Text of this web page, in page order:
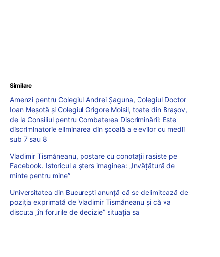
Similare
Amenzi pentru Colegiul Andrei Șaguna, Colegiul Doctor
Ioan Meșotă și Colegiul Grigore Moisil, toate din Brașov,
de la Consiliul pentru Combaterea Discriminării: Este
discriminatorie eliminarea din școală a elevilor cu medii
sub 7 sau 8
Vladimir Tismăneanu, postare cu conotații rasiste pe
Facebook. Istoricul a șters imaginea: „Invățătură de
minte pentru mine”
Universitatea din București anunță că se delimitează de
poziția exprimată de Vladimir Tismăneanu și că va
discuta „în forurile de decizie” situația sa